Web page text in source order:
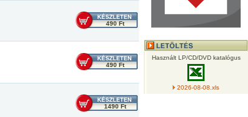
490 Ft
490 Ft
1490 Ft
Használt LP/CD/DVD katalógus
2026-08-08.xls